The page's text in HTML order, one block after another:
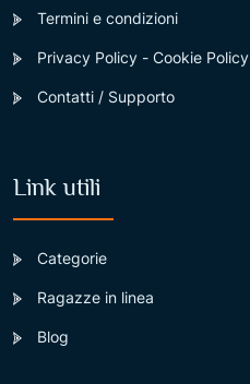
Termini e condizioni
Privacy Policy - Cookie Policy
Contatti / Supporto
Link utili
Categorie
Ragazze in linea
Blog